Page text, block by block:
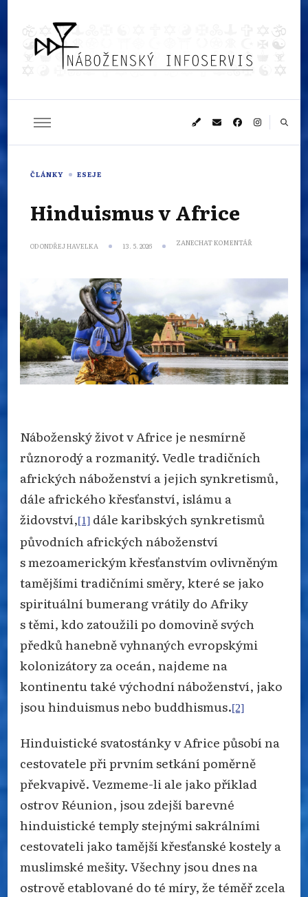
Náboženský
infoservis
ČLÁNKY ESEJE
Hinduismus v Africe
ODONDŘEJ HAVELKA 13. 5. 2026 ZANECHAT KOMENTÁŘ
Náboženský život v Africe je nesmírně
různorodý a rozmanitý. Vedle tradičních
afrických náboženství a jejich synkretismů,
dále afrického křesťanství, islámu a
židovství,[1] dále karibských synkretismů
původních afrických náboženství
s mezoamerickým křesťanstvím ovlivněným
tamějšími tradičními směry, které se jako
spirituální bumerang vrátily do Afriky
s těmi, kdo zatoužili po domovině svých
předků hanebně vyhnaných evropskými
kolonizátory za oceán, najdeme na
kontinentu také východní náboženství, jako
jsou hinduismus nebo buddhismus.[2]
Hinduistické svatostánky v Africe působí na
cestovatele při prvním setkání poměrně
překvapivě. Vezmeme-li ale jako příklad
ostrov Réunion, jsou zdejší barevné
hinduistické temply stejnými sakrálními
cestovateli jako tamější křesťanské kostely a
muslimské mešity. Všechny jsou dnes na
ostrově etablované do té míry, že téměř zcela